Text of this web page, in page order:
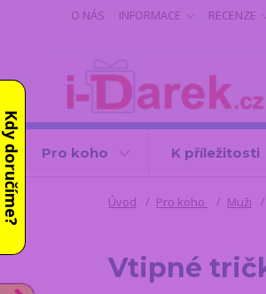
O NÁS INFORMACE RECENZE
Pro koho K příležitosti
Úvod Pro koho Muži
Vtipné
Kdy doručíme?